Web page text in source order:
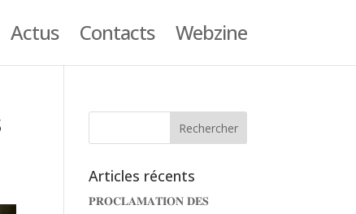
Actus Contacts Webzine
Articles récents
𝐏𝐑𝐎𝐂𝐋𝐀𝐌𝐀𝐓𝐈𝐎𝐍 𝐃𝐄𝐒